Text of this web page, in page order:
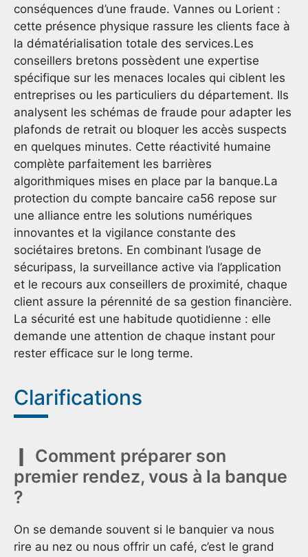
conséquences d’une fraude. Vannes ou Lorient :
cette présence physique rassure les clients face à
la dématérialisation totale des services.Les
conseillers bretons possèdent une expertise
spécifique sur les menaces locales qui ciblent les
entreprises ou les particuliers du département. Ils
analysent les schémas de fraude pour adapter les
plafonds de retrait ou bloquer les accès suspects
en quelques minutes. Cette réactivité humaine
complète parfaitement les barrières
algorithmiques mises en place par la banque.La
protection du compte bancaire ca56 repose sur
une alliance entre les solutions numériques
innovantes et la vigilance constante des
sociétaires bretons. En combinant l’usage de
sécuripass, la surveillance active via l’application
et le recours aux conseillers de proximité, chaque
client assure la pérennité de sa gestion financière.
La sécurité est une habitude quotidienne : elle
demande une attention de chaque instant pour
rester efficace sur le long terme.
Clarifications
Comment préparer son
premier rendez, vous à la banque
?
On se demande souvent si le banquier va nous
rire au nez ou nous offrir un café, c’est le grand